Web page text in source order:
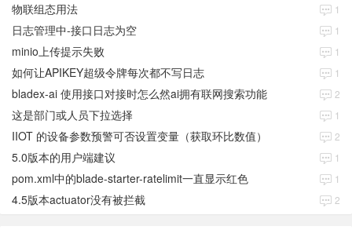
物联组态用法 1
日志管理中-接口日志为空 1
minio上传提示失败 1
如何让APIKEY超级令牌每次都不写日志 1
bladex-ai 使用接口对接时怎么然ai拥有联网搜索功能 2
这是部门或人员下拉选择 1
IIOT 的设备参数预警可否设置变量（获取环比数值） 2
5.0版本的用户端建议 1
pom.xml中的blade-starter-ratelimit一直显示红色 1
4.5版本actuator没有被拦截 2